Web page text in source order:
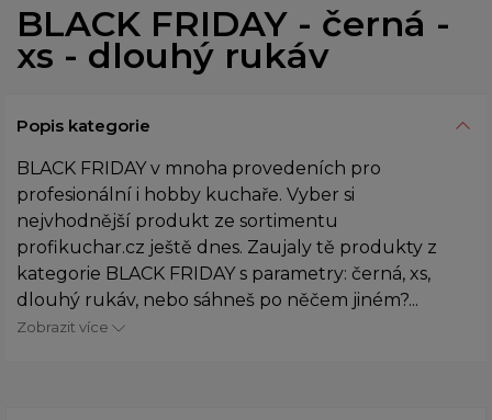
BLACK FRIDAY - černá -
xs - dlouhý rukáv
Popis kategorie
BLACK FRIDAY v mnoha provedeních pro
profesionální i hobby kuchaře. Vyber si
nejvhodnější produkt ze sortimentu
profikuchar.cz ještě dnes. Zaujaly tě produkty z
kategorie BLACK FRIDAY s parametry: černá, xs,
dlouhý rukáv, nebo sáhneš po něčem jiném?...
Zobrazit více